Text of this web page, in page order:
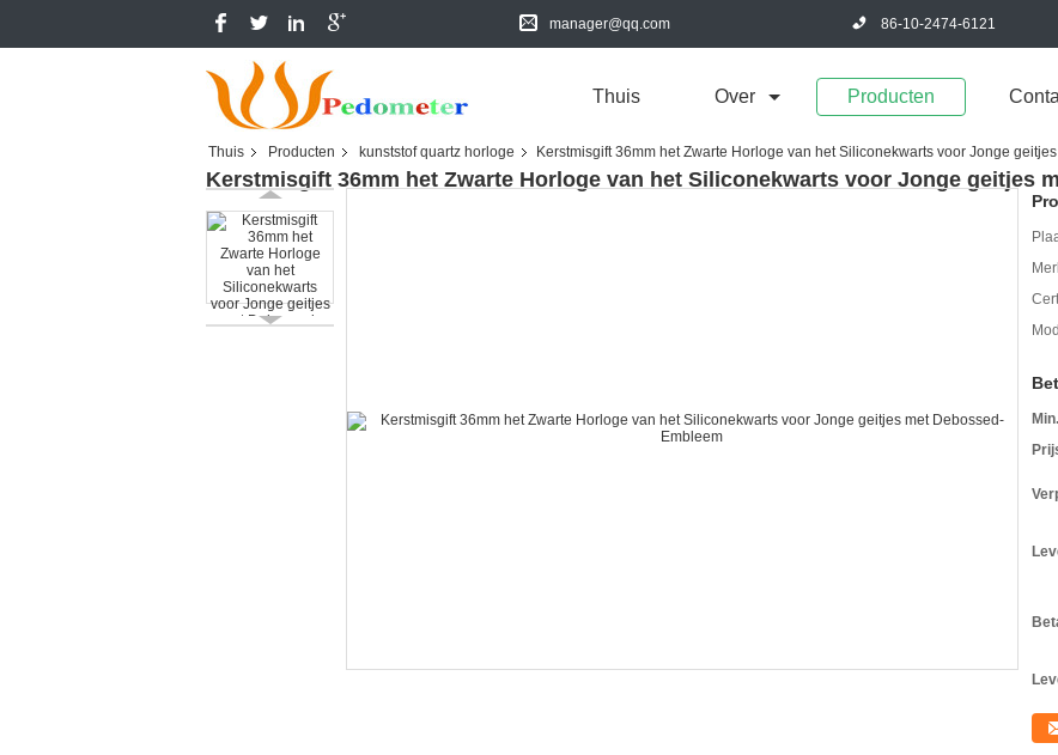
manager@qq.com 86-10-2474-6121
Thuis Over Producten
Thuis Producten kunststof quartz horloge Kerstmisgift 36mm het Zwarte Horloge van het Siliconekwarts voor Jonge
Kerstmisgift 36mm het Zwarte Horloge van het Siliconekwarts voor Jonge geitjes